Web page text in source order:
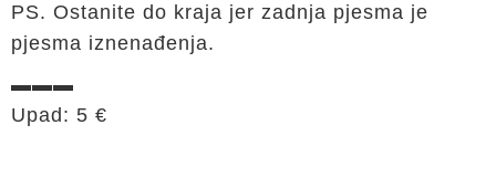
PS. Ostanite do kraja jer zadnja pjesma je
pjesma iznenađenja.
▬▬▬
Upad: 5 €